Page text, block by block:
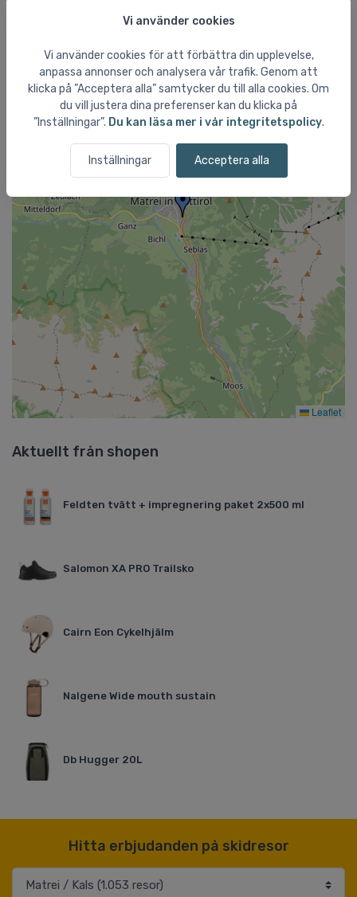
Vi använder cookies
Vi använder cookies för att förbättra din upplevelse,
anpassa annonser och analysera vår trafik. Genom att
klicka på ”Acceptera alla” samtycker du till alla cookies. Om
du vill justera dina preferenser kan du klicka på
”Inställningar”. Du kan läsa mer i vår integritetspolicy.
Inställningar Acceptera alla
Leaflet
Aktuellt från shopen
Feldten tvätt + impregnering paket 2x500 ml
Salomon XA PRO Trailsko
Cairn Eon Cykelhjälm
Nalgene Wide mouth sustain
Db Hugger 20L
Hitta erbjudanden på skidresor